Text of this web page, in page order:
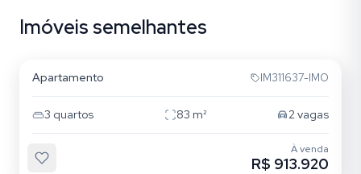
Imóveis semelhantes
Jardim Itu
Apartamento IM311637-IMO
3 quartos 83 m² 2vagas
À venda
R$ 913.920